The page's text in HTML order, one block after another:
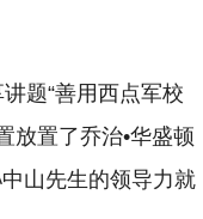
题“善用西点军校
放置了乔治•华盛顿
山先生的领导力就